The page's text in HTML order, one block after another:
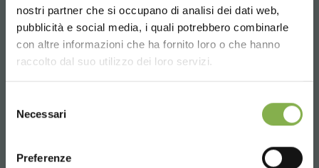
nostri partner che si occupano di analisi dei dati web,
pubblicità e social media, i quali potrebbero combinarle
con altre informazioni che ha fornito loro o che hanno
raccolto dal suo utilizzo dei loro servizi.
delNecessari
Preferenze
Choose the country you are in and your
language for a better browsing experience
Email
Información requerida
Un pequeño detalle para ti...
5 % de descuentoen tu primer pedido *
2 % de descuento siempreen todas tus
compras futuras *
15.000 €
(selecciona la opción Newsletter durante el